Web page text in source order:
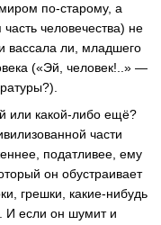
по-старому, а
человечества) не
вассала ли, младшего
(«Эй, человек!..» —
или какой-либо ещё?
части
податливее, ему
он обустраивает
грешки, какие-нибудь
И если он шумит и